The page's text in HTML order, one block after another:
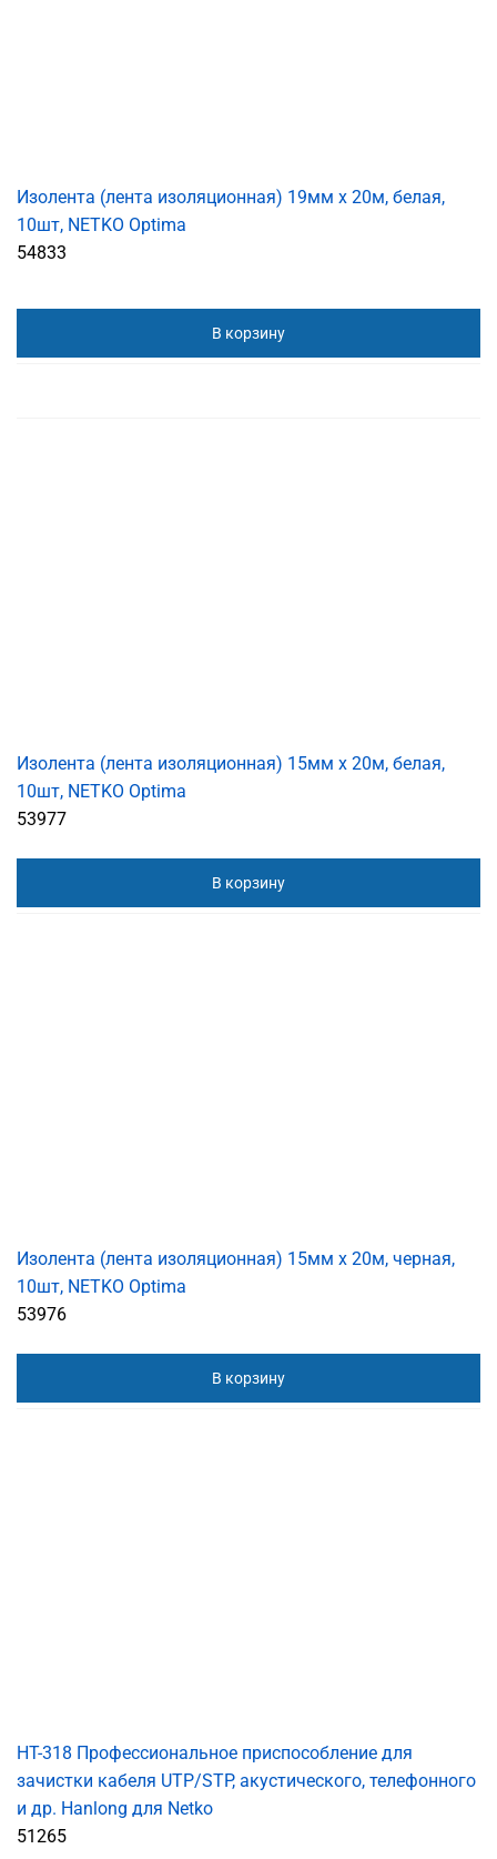
Изолента (лента изоляционная) 19мм х 20м, белая,
10шт, NETKO Optima
54833
В корзину
Изолента (лента изоляционная) 15мм х 20м, белая,
10шт, NETKO Optima
53977
В корзину
Изолента (лента изоляционная) 15мм х 20м, черная,
10шт, NETKO Optima
53976
В корзину
HT-318 Профессиональное приспособление для
зачистки кабеля UTP/STP, акустического, телефонного
и др. Hanlong для Netko
51265